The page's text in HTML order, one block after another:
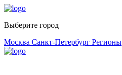
Выберите город
Москва Санкт-Петербург Регионы